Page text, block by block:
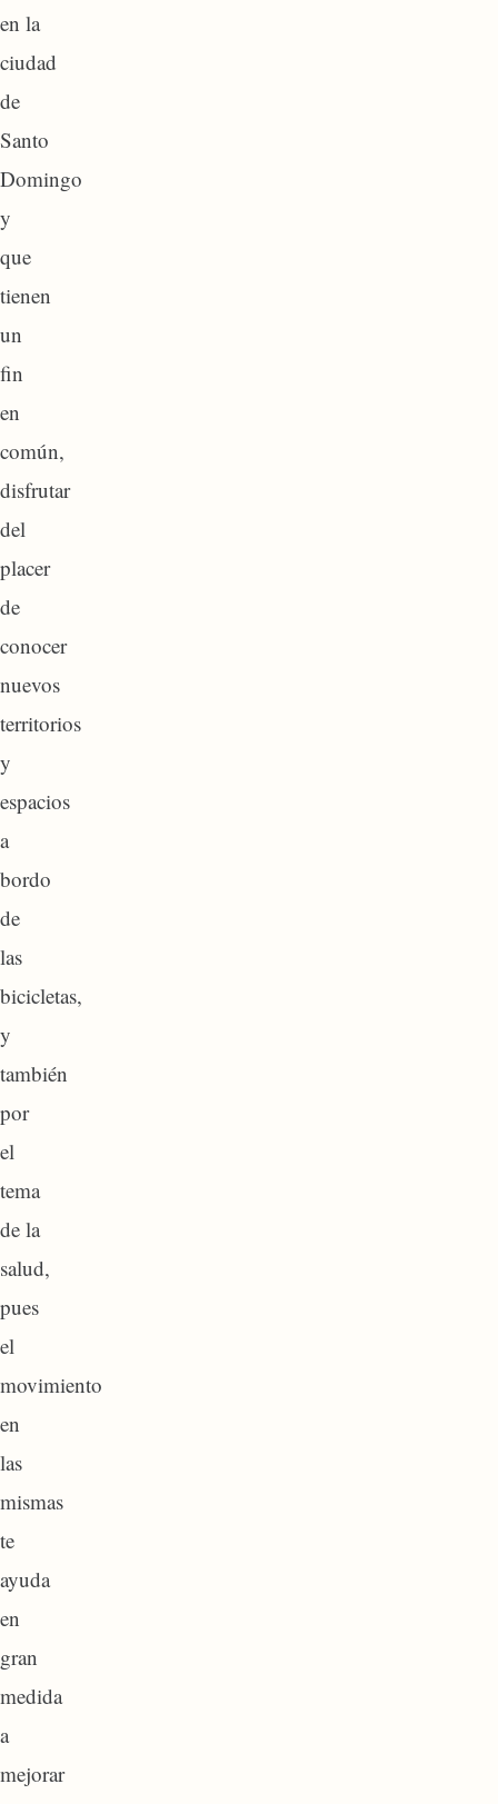
en la
ciudad
de
Santo
Domingo
y
que
tienen
un
fin
en
común,
disfrutar
del
placer
de
conocer
nuevos
territorios
y
espacios
a
bordo
de
las
bicicletas,
y
también
por
el
tema
de la
salud,
pues
el
movimiento
en
las
mismas
te
ayuda
en
gran
medida
a
mejorar